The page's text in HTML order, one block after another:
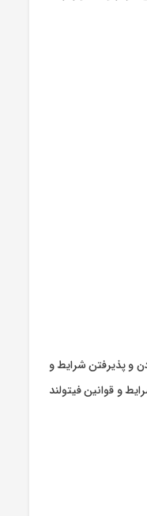
و پذیرفتن شرایط و
و قوانین فیتولند